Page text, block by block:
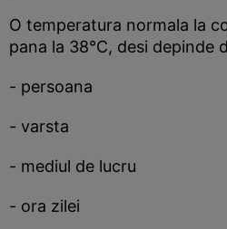
O temperatura normala la
pana la 38°C, desi depinde
- persoana
- varsta
- mediul de lucru
- ora zilei